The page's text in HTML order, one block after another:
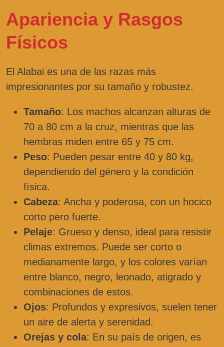
Apariencia y Rasgos
Físicos
El Alabai es una de las razas más
impresionantes por su tamaño y robustez.
Tamaño: Los machos alcanzan alturas de
70 a 80 cm a la cruz, mientras que las
hembras miden entre 65 y 75 cm.
Peso: Pueden pesar entre 40 y 80 kg,
dependiendo del género y la condición
física.
Cabeza: Ancha y poderosa, con un hocico
corto pero fuerte.
Pelaje: Grueso y denso, ideal para resistir
climas extremos. Puede ser corto o
medianamente largo, y los colores varían
entre blanco, negro, leonado, atigrado y
combinaciones de estos.
Ojos: Profundos y expresivos, suelen tener
un aire de alerta y serenidad.
Orejas y cola: En su país de origen, es